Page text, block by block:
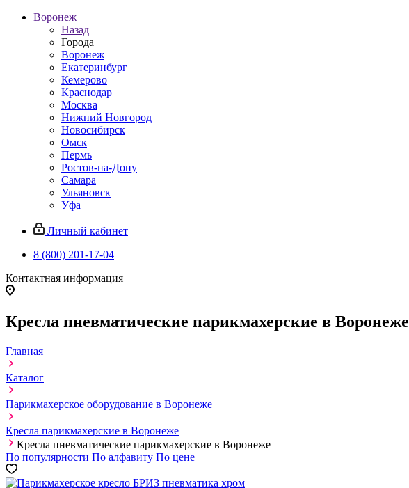
Воронеж
Назад
Города
Воронеж
Екатеринбург
Кемерово
Краснодар
Москва
Нижний Новгород
Новосибирск
Омск
Пермь
Ростов-на-Дону
Самара
Ульяновск
Уфа
Личный кабинет
8 (800) 201-17-04
Контактная информация
Кресла пневматические парикмахерские в Воронеже
Главная
Каталог
Парикмахерское оборудование в Воронеже
Кресла парикмахерские в Воронеже
Кресла пневматические парикмахерские в Воронеже
По популярности По алфавиту По цене